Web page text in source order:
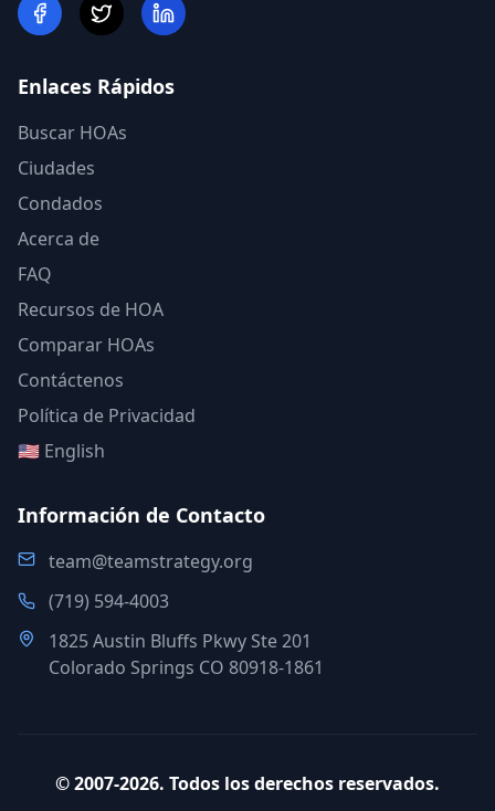
Enlaces Rápidos
Buscar HOAs
Ciudades
Condados
Acerca de
FAQ
Recursos de HOA
Comparar HOAs
Contáctenos
Política de Privacidad
🇺🇸 English
Información de Contacto
team@teamstrategy.org
(719) 594-4003
1825 Austin Bluffs Pkwy Ste 201
Colorado Springs CO 80918-1861
©2007-2026. Todos los derechos reservados.